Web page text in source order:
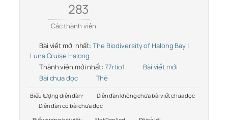
283
Các thành viên
Bài viết mới nhất: The Biodiversity of Halong Bay |
Luna Cruise Halong
Thành viên mới nhất: 77rtio1
Bài viết mới
Bài chưa đọc
Thẻ
Biểu tượng diễn đàn:
Diễn đàn không chứa bài viết chưa đọc
Diễn đàn có bài chưa đọc